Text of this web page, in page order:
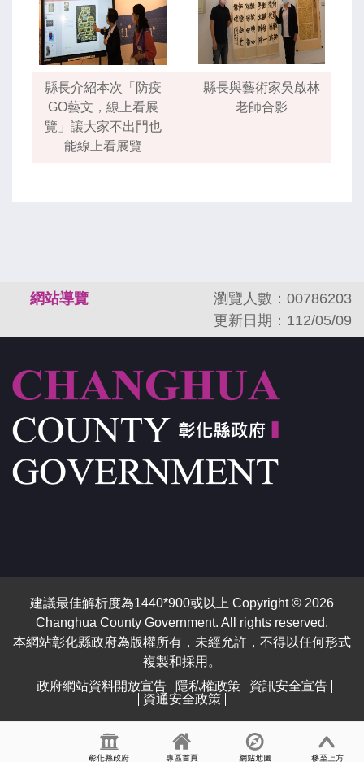
縣長介紹本次「防疫
GO藝文，線上看展
覽」讓大家不出門也
能線上看展覽
縣長與藝術家吳啟林
老師合影
網站導覽
瀏覽人數：00786203
更新日期：112/05/09
建議最佳解析度為1440*900或以上 Copyright © 2026
Changhua County Government. All rights reserved.
本網站彰化縣政府為版權所有，未經允許，不得以任何形式
複製和採用。
政府網站資料開放宣告
隱私權政策
資訊安全宣告
資通安全政策